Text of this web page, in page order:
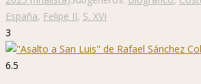
España, Felipe II, S. XVI
3
6.5